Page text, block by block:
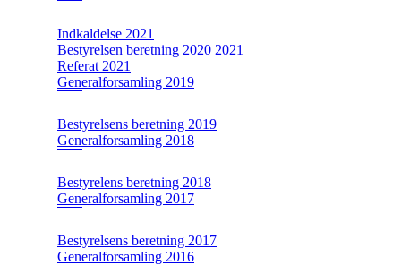
Indkaldelse 2021
Bestyrelsen beretning 2020 2021
Referat 2021
Generalforsamling 2019
Bestyrelsens beretning 2019
Generalforsamling 2018
Bestyrelens beretning 2018
Generalforsamling 2017
Bestyrelsens beretning 2017
Generalforsamling 2016